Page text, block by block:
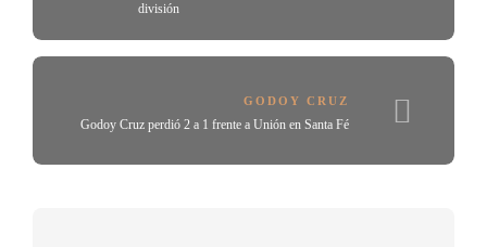
división
GODOY CRUZ
Godoy Cruz perdió 2 a 1 frente a Unión en Santa Fé